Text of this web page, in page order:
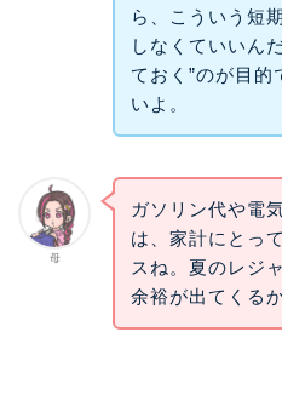
ら、こういう短
しなくていいん
ておく”のが目的
いよ。
母
ガソリン代や電
は、家計にとっ
スね。夏のレジ
余裕が出てくる